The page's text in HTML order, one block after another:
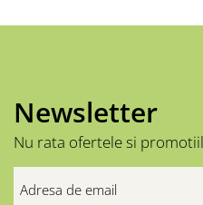
Piese de schimb
Newsletter
Nu rata ofertele si